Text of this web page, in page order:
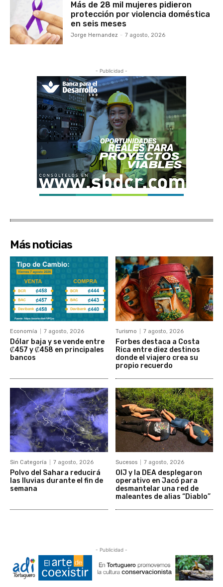
Más de 28 mil mujeres pidieron
protección por violencia doméstica
en seis meses
Jorge Hernandez - 7 agosto, 2026
- Publicidad -
Más noticias
Economía 7 agosto, 2026
Dólar baja y se vende entre
₡457 y ₡458 en principales
bancos
Turismo 7 agosto, 2026
Forbes destaca a Costa
Rica entre diez destinos
donde el viajero crea su
propio recuerdo
Sin Categoría 7 agosto, 2026
Polvo del Sahara reducirá
las lluvias durante el fin de
semana
Sucesos 7 agosto, 2026
OIJ y la DEA desplegaron
operativo en Jacó para
desmantelar una red de
maleantes de alias “Diablo”
- Publicidad -